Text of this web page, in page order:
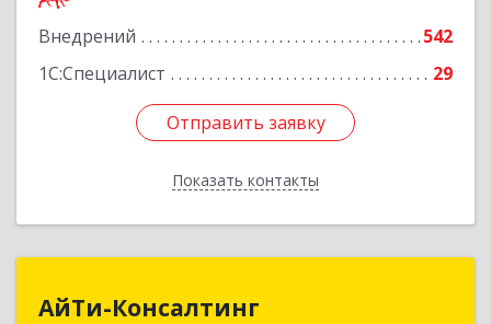
Внедрений
542
1С:Специалист
29
Отправить заявку
Показать контакты
Подробнее
Отправить заявку
Назад
АйТи-Консалтинг